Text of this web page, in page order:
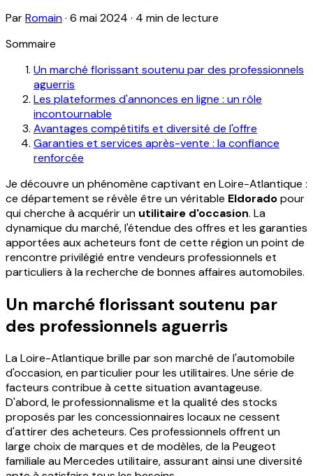
ParRomain· 6 mai 2024 · 4 min de lecture
Sommaire
Un marché florissant soutenu par des professionnels
aguerris
Les plateformes d'annonces en ligne : un rôle
incontournable
Avantages compétitifs et diversité de l'offre
Garanties et services après-vente : la confiance
renforcée
Je découvre un phénomène captivant en Loire-Atlantique :
ce département se révèle être un véritable Eldoradopour
qui cherche à acquérir un utilitaire d'occasion. La
dynamique du marché, l'étendue des offres et les garanties
apportées aux acheteurs font de cette région un point de
rencontre privilégié entre vendeurs professionnels et
particuliers à la recherche de bonnes affaires automobiles.
Un marché florissant soutenu par
des professionnels aguerris
La Loire-Atlantique brille par son marché de l'automobile
d'occasion, en particulier pour les utilitaires. Une série de
facteurs contribue à cette situation avantageuse.
D'abord, le professionnalisme et la qualité des stocks
proposés par les concessionnaires locaux ne cessent
d'attirer des acheteurs. Ces professionnels offrent un
large choix de marques et de modèles, de la Peugeot
familiale au Mercedes utilitaire, assurant ainsi une diversité